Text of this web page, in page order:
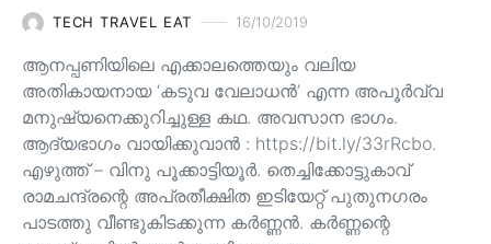
TECH TRAVEL EAT 16/10/2019
ആനപ്പണിയിലെ എക്കാലത്തെയും വലിയ
അതികായനായ ‘കടുവ വേലാധൻ’ എന്ന അപൂർവ്വ
മനുഷ്യനെക്കുറിച്ചുള്ള കഥ. അവസാന ഭാഗം.
ആദ്യഭാഗം വായിക്കുവാൻ : https://bit.ly/33rRcbo.
എഴുത്ത് – വിനു പൂക്കാട്ടിയൂർ. തെച്ചിക്കോട്ടുകാവ്
രാമചന്ദ്രന്റെ അപ്രതീക്ഷിത ഇടിയേറ്റ് പുതുനഗരം
പാടത്തു വീണ്ടുകിടക്കുന്ന കർണ്ണൻ. കർണ്ണന്റെ